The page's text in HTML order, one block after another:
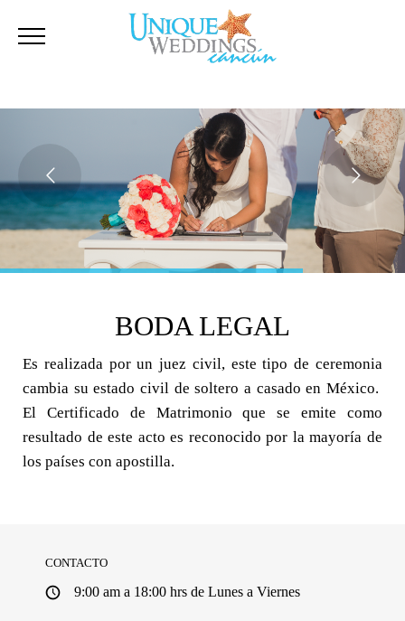
BODA LEGAL
Es realizada por un juez civil, este tipo de ceremonia
cambia su estado civil de soltero a casado en México.
El Certificado de Matrimonio que se emite como
resultado de este acto es reconocido por la mayoría de
los países con apostilla.
CONTACTO
9:00 am a 18:00 hrs de Lunes a Viernes